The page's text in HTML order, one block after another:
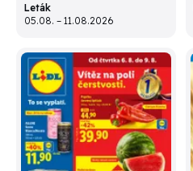
Leták
05.08. – 11.08.2026